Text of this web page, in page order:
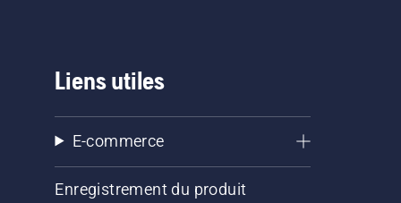
Liens utiles
E-commerce
Enregistrement du produit